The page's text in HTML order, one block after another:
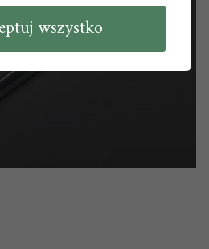
wszystko